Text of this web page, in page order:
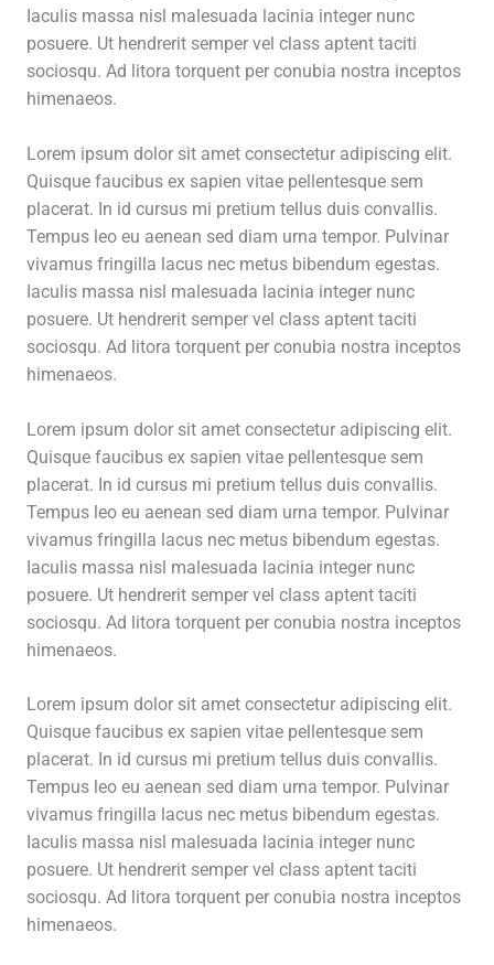
Iaculis massa nisl malesuada lacinia integer nunc
posuere. Ut hendrerit semper vel class aptent taciti
sociosqu. Ad litora torquent per conubia nostra inceptos
himenaeos.
Lorem ipsum dolor sit amet consectetur adipiscing elit.
Quisque faucibus ex sapien vitae pellentesque sem
placerat. In id cursus mi pretium tellus duis convallis.
Tempus leo eu aenean sed diam urna tempor. Pulvinar
vivamus fringilla lacus nec metus bibendum egestas.
Iaculis massa nisl malesuada lacinia integer nunc
posuere. Ut hendrerit semper vel class aptent taciti
sociosqu. Ad litora torquent per conubia nostra inceptos
himenaeos.
Lorem ipsum dolor sit amet consectetur adipiscing elit.
Quisque faucibus ex sapien vitae pellentesque sem
placerat. In id cursus mi pretium tellus duis convallis.
Tempus leo eu aenean sed diam urna tempor. Pulvinar
vivamus fringilla lacus nec metus bibendum egestas.
Iaculis massa nisl malesuada lacinia integer nunc
posuere. Ut hendrerit semper vel class aptent taciti
sociosqu. Ad litora torquent per conubia nostra inceptos
himenaeos.
Lorem ipsum dolor sit amet consectetur adipiscing elit.
Quisque faucibus ex sapien vitae pellentesque sem
placerat. In id cursus mi pretium tellus duis convallis.
Tempus leo eu aenean sed diam urna tempor. Pulvinar
vivamus fringilla lacus nec metus bibendum egestas.
Iaculis massa nisl malesuada lacinia integer nunc
posuere. Ut hendrerit semper vel class aptent taciti
sociosqu. Ad litora torquent per conubia nostra inceptos
himenaeos.